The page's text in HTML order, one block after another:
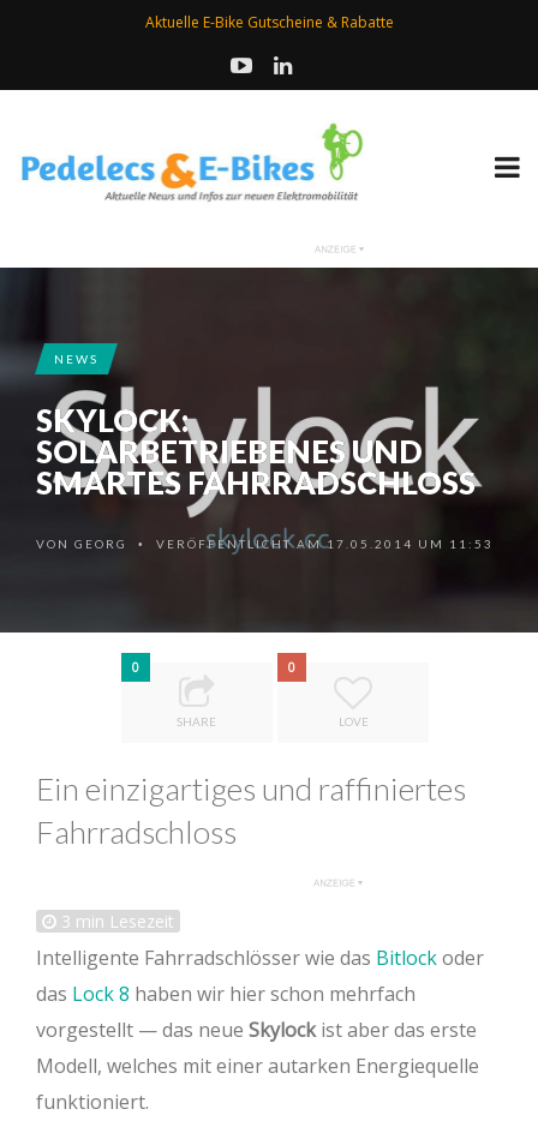
Aktuelle E-Bike Gutscheine & Rabatte
NEWS
SKYLOCK:
SOLARBETRIEBENES UND
SMARTES FAHRRADSCHLOSS
VON GEORG • VERÖFFENTLICHT AM 17.05.2014 UM 11:53
0
SHARE
0
LOVE
Ein einzigartiges und raffiniertes
Fahrradschloss
3 min Lesezeit
Intelligente Fahrradschlösser wie das Bitlockoder
das Lock 8 haben wir hier schon mehrfach
vorgestellt — das neue Skylockist aber das erste
Modell, welches mit einer autarken Energiequelle
funktioniert.